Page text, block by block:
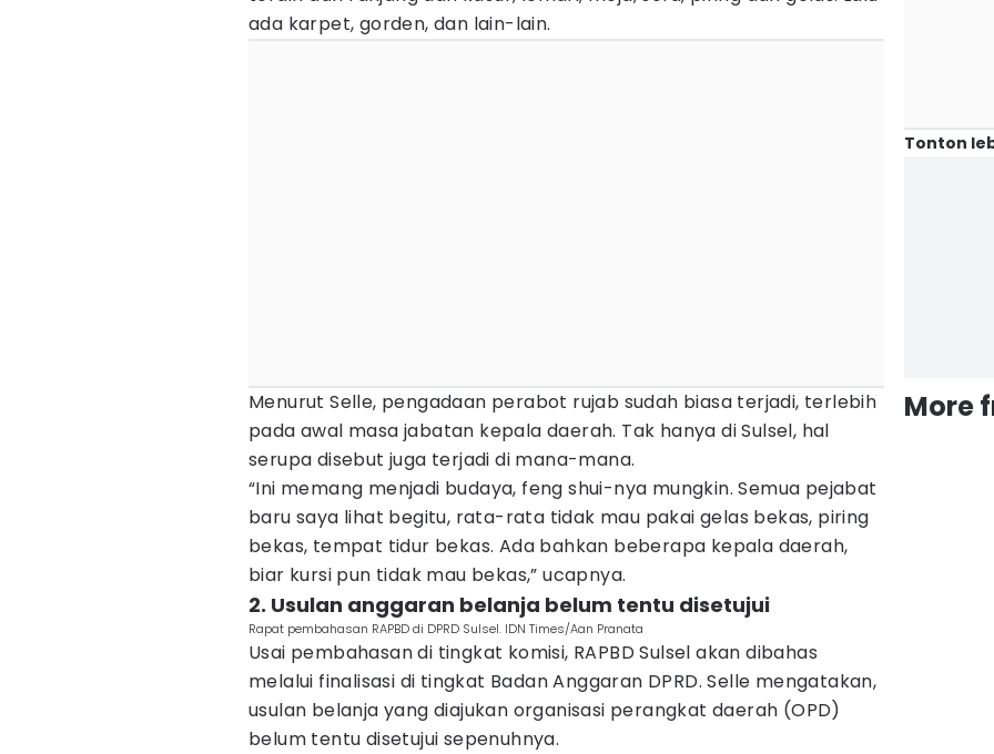
ada karpet, gorden, dan lain-lain.
Menurut Selle, pengadaan perabot rujab sudah biasa terjadi, terlebih
pada awal masa jabatan kepala daerah. Tak hanya di Sulsel, hal
serupa disebut juga terjadi di mana-mana.
“Ini memang menjadi budaya, feng shui-nya mungkin. Semua pejabat
baru saya lihat begitu, rata-rata tidak mau pakai gelas bekas, piring
bekas, tempat tidur bekas. Ada bahkan beberapa kepala daerah,
biar kursi pun tidak mau bekas,” ucapnya.
2. Usulan anggaran belanja belum tentu disetujui
Rapat pembahasan RAPBD di DPRD Sulsel. IDN Times/Aan Pranata
Usai pembahasan di tingkat komisi, RAPBD Sulsel akan dibahas
melalui finalisasi di tingkat Badan Anggaran DPRD. Selle mengatakan,
usulan belanja yang diajukan organisasi perangkat daerah (OPD)
belum tentu disetujui sepenuhnya.
Tonton
More